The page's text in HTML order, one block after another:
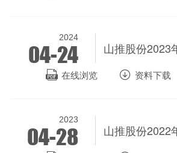
2024
04-24
 在线浏览  资料下载
2023
04-28